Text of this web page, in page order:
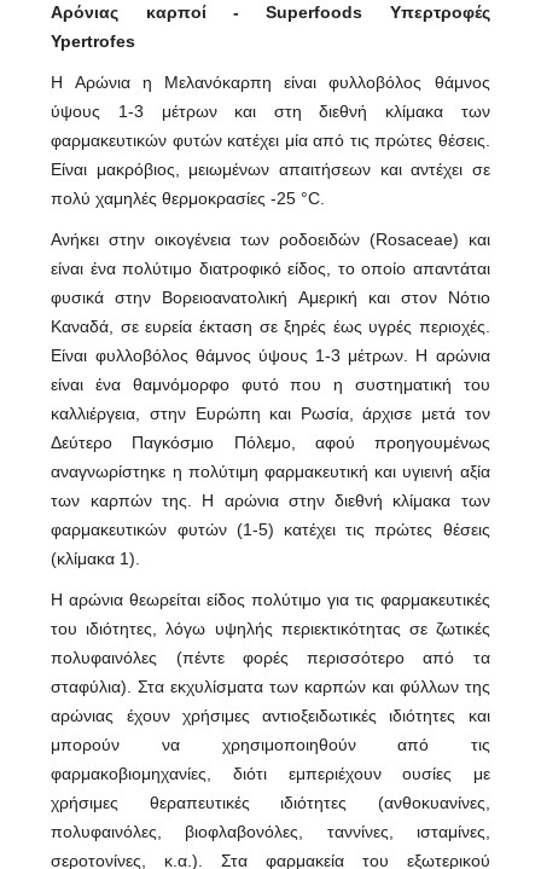
Αρόνιας καρποί - Superfoods Υπερτροφές
Ypertrofes
Η Αρώνια η Μελανόκαρπη είναι φυλλοβόλος θάμνος
ύψους 1-3 μέτρων και στη διεθνή κλίμακα των
φαρμακευτικών φυτών κατέχει μία από τις πρώτες θέσεις.
Είναι μακρόβιος, μειωμένων απαιτήσεων και αντέχει σε
πολύ χαμηλές θερμοκρασίες -25 °C.
Ανήκει στην οικογένεια των ροδοειδών (Rosaceae) και
είναι ένα πολύτιμο διατροφικό είδος, το οποίο απαντάται
φυσικά στην Βορειοανατολική Αμερική και στον Νότιο
Καναδά, σε ευρεία έκταση σε ξηρές έως υγρές περιοχές.
Είναι φυλλοβόλος θάμνος ύψους 1-3 μέτρων. Η αρώνια
είναι ένα θαμνόμορφο φυτό που η συστηματική του
καλλιέργεια, στην Ευρώπη και Ρωσία, άρχισε μετά τον
Δεύτερο Παγκόσμιο Πόλεμο, αφού προηγουμένως
αναγνωρίστηκε η πολύτιμη φαρμακευτική και υγιεινή αξία
των καρπών της. Η αρώνια στην διεθνή κλίμακα των
φαρμακευτικών φυτών (1-5) κατέχει τις πρώτες θέσεις
(κλίμακα 1).
Η αρώνια θεωρείται είδος πολύτιμο για τις φαρμακευτικές
του ιδιότητες, λόγω υψηλής περιεκτικότητας σε ζωτικές
πολυφαινόλες (πέντε φορές περισσότερο από τα
σταφύλια). Στα εκχυλίσματα των καρπών και φύλλων της
αρώνιας έχουν χρήσιμες αντιοξειδωτικές ιδιότητες και
μπορούν να χρησιμοποιηθούν από τις
φαρμακοβιομηχανίες, διότι εμπεριέχουν ουσίες με
χρήσιμες θεραπευτικές ιδιότητες (ανθοκυανίνες,
πολυφαινόλες, βιοφλαβονόλες, ταννίνες, ισταμίνες,
σεροτονίνες, κ.α.). Στα φαρμακεία του εξωτερικού